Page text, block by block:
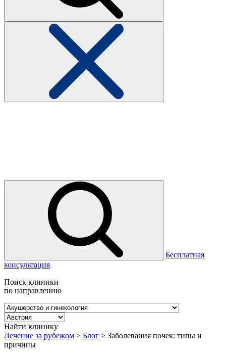
Бесплатная
консультация
Поиск клиники
по направлению
Найти клинику
Лечение за рубежом > Блог > Заболевания почек: типы и
причины